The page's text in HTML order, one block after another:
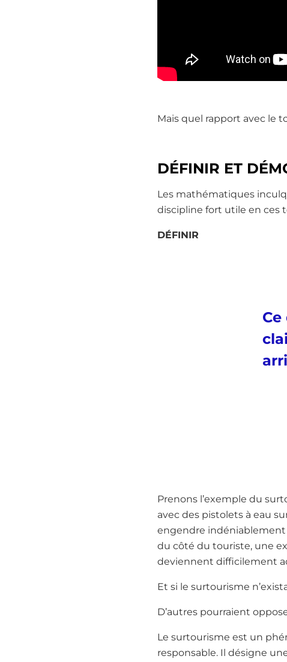
Mais quel rapport avec le
DÉFINIR ET
Les mathématiques
discipline fort utile en ces
DÉFINIR
Prenons l’exemple du
avec des pistolets à eau
engendre indéniablement
du côté du touriste, une
deviennent difficilement
Et si le surtourisme
D’autres pourraient
Le surtourisme est un
responsable. Il désigne